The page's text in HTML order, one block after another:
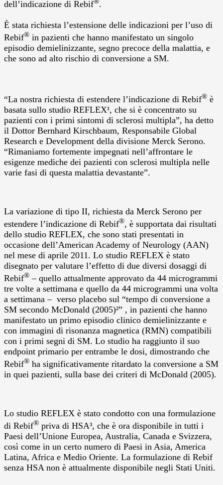
dell’indicazione di Rebif .
È stata richiesta l’estensione delle indicazioni per l’uso di
Rebif® in pazienti che hanno manifestato un singolo
episodio demielinizzante, segno precoce della malattia, e
che sono ad alto rischio di conversione a SM.
“La nostra richiesta di estendere l’indicazione di Rebif® è
basata sullo studio REFLEX¹, che si è concentrato su
pazienti con i primi sintomi di sclerosi multipla”, ha detto
il Dottor Bernhard Kirschbaum, Responsabile Global
Research e Development della divisione Merck Serono.
“Rimaniamo fortemente impegnati nell’affrontare le
esigenze mediche dei pazienti con sclerosi multipla nelle
varie fasi di questa malattia devastante”.
La variazione di tipo II, richiesta da Merck Serono per
estendere l’indicazione di Rebif®, è supportata dai risultati
dello studio REFLEX, che sono stati presentati in
occasione dell’American Academy of Neurology (AAN)
nel mese di aprile 2011. Lo studio REFLEX è stato
disegnato per valutare l’effetto di due diversi dosaggi di
Rebif® – quello attualmente approvato da 44 microgrammi
tre volte a settimana e quello da 44 microgrammi una volta
a settimana – verso placebo sul “tempo di conversione a
SM secondo McDonald (2005)²” , in pazienti che hanno
manifestato un primo episodio clinico demielinizzante e
con immagini di risonanza magnetica (RMN) compatibili
con i primi segni di SM. Lo studio ha raggiunto il suo
endpoint primario per entrambe le dosi, dimostrando che
Rebif® ha significativamente ritardato la conversione a SM
in quei pazienti, sulla base dei criteri di McDonald (2005).
Lo studio REFLEX è stato condotto con una formulazione
di Rebif® priva di HSA³, che è ora disponibile in tutti i
Paesi dell’Unione Europea, Australia, Canada e Svizzera,
così come in un certo numero di Paesi in Asia, America
Latina, Africa e Medio Oriente. La formulazione di Rebif
senza HSA non è attualmente disponibile negli Stati Uniti.